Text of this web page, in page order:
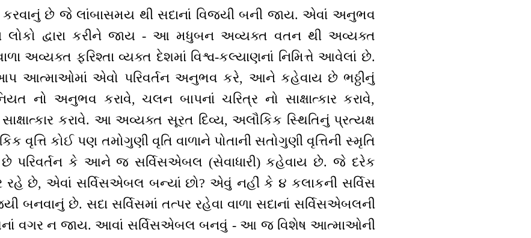
કરવાનું છે જે લાંબાસમય થી સદાનાં વિજયી બની જાય. એવાં અનુભવ
દ્વારા કરીને જાય - આ મધુબન અવ્યક્ત વતન થી અવ્યક્ત
અવ્યક્ત ફરિશ્તા વ્યક્ત દેશમાં વિશ્વ-કલ્યાણનાં નિમિત્તે આવેલાં છે.
આપ આત્માઓમાં એવો પરિવર્તન અનુભવ કરે, આને કહેવાય છે ભઠ્ઠીનું
નો અનુભવ કરાવે, ચલન બાપનાં ચરિત્ર નો સાક્ષાત્કાર કરાવે,
કરાવે. આ અવ્યક્ત સૂરત દિવ્ય, અલૌકિક સ્થિતિનું પ્રત્યક્ષ
વૃત્તિ કોઈ પણ તમોગુણી વૃતિ વાળાને પોતાની સતોગુણી વૃત્તિની સ્મૃતિ
પરિવર્તન કે આને જ સર્વિસએબલ (સેવાધારી) કહેવાય છે. જે દરેક
રહે છે, એવાં સર્વિસએબલ બન્યાં છો? એવું નહીં કે ૪ કલાકની સર્વિસ
બનવાનું છે. સદા સર્વિસમાં તત્પર રહેવા વાળા સદાનાં સર્વિસએબલની
વગર ન જાય. આવાં સર્વિસએબલ બનવું - આ જ વિશેષ આત્માઓની